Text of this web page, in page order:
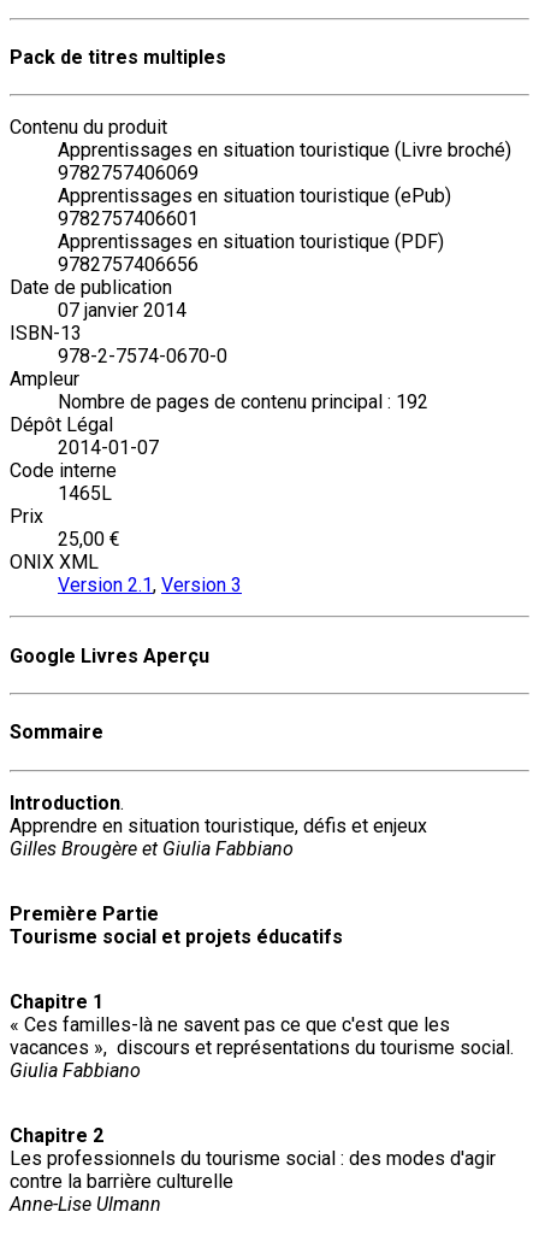
Pack de titres multiples
Contenu du produit
Apprentissages en situation touristique (Livre broché)
9782757406069
Apprentissages en situation touristique (ePub)
9782757406601
Apprentissages en situation touristique (PDF)
9782757406656
Date de publication
07 janvier 2014
ISBN-13
978-2-7574-0670-0
Ampleur
Nombre de pages de contenu principal : 192
Dépôt Légal
2014-01-07
Code interne
1465L
Prix
25,00 €
ONIX XML
Version 2.1, Version 3
Google Livres Aperçu
Sommaire
Introduction.
Apprendre en situation touristique, défis et enjeux
Gilles Brougère et Giulia Fabbiano
Première Partie
Tourisme social et projets éducatifs
Chapitre 1
« Ces familles-là ne savent pas ce que c'est que les
vacances », discours et représentations du tourisme social.
Giulia Fabbiano
Chapitre 2
Les professionnels du tourisme social : des modes d'agir
contre la barrière culturelle
Anne-Lise Ulmann